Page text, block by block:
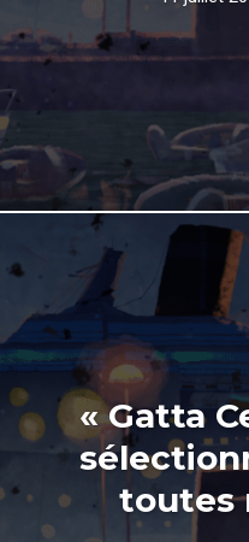
« Gatta
toutes